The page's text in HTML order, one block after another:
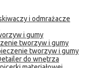
i odmrażacze
i gumy
tworzyw i gumy
tworzyw i gumy
do wnętrza